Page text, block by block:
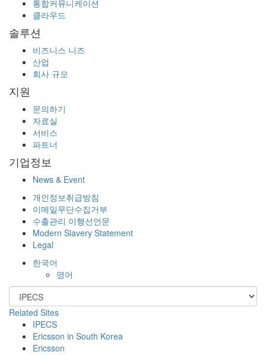
통합커뮤니케이션
클라우드
솔루션
비즈니스 니즈
산업
회사 규모
지원
문의하기
자료실
서비스
파트너
기업정보
News & Event
개인정보취급방침
이메일무단수집거부
수출관리 이행선언문
Modern Slavery Statement
Legal
한국어
영어
Related Sites
IPECS
Ericsson in South Korea
Ericsson